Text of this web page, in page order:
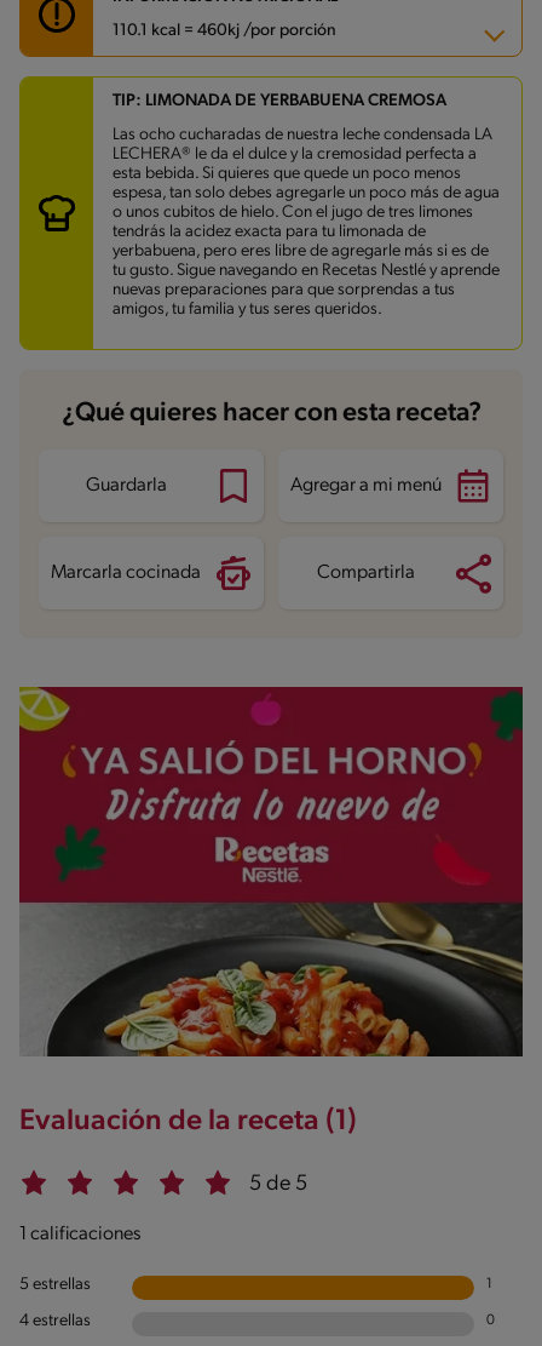
110.1 kcal = 460kj /por porción
Carbohidratos 21.5 g
Energía 110.1 kcal
Grasas 2.3 g
Fibra 1.9 g
Proteína 3 g
Grasas saturadas 1 g
Sodio 44.1 mg
TIP: LIMONADA DE YERBABUENA CREMOSA
Las ocho cucharadas de nuestra leche condensada LA
LECHERA® le da el dulce y la cremosidad perfecta a
esta bebida. Si quieres que quede un poco menos
espesa, tan solo debes agregarle un poco más de agua
o unos cubitos de hielo. Con el jugo de tres limones
tendrás la acidez exacta para tu limonada de
yerbabuena, pero eres libre de agregarle más si es de
tu gusto. Sigue navegando en Recetas Nestlé y aprende
nuevas preparaciones para que sorprendas a tus
amigos, tu familia y tus seres queridos.
¿Qué quieres hacer con esta receta?
Guardarla Agregar a mi menú
Marcarla cocinada Compartirla
Evaluación de la receta (1)
5 de 5
1 calificaciones
5 estrellas
4 estrellas 0